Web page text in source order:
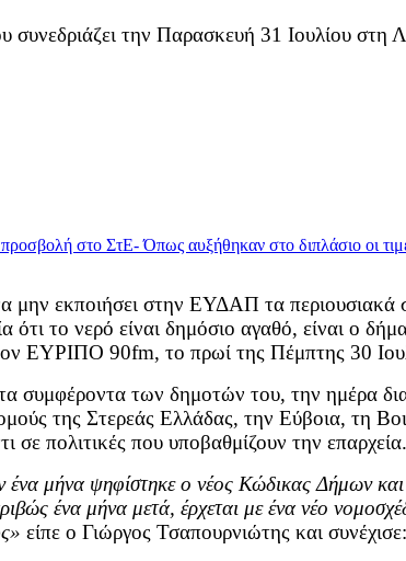
συνεδριάζει την Παρασκευή 31 Ιουλίου στη
μην εκποιήσει στην ΕΥΔΑΠ τα
το νερό είναι δημόσιο αγαθό, είναι ο
ΕΥΡΙΠΟ 90fm, το πρωί της Πέμπτης 30
συμφέροντα των δημοτών του, την ημέρα
της Στερεάς Ελλάδας, την Εύβοια, τη
σε πολιτικές που υποβαθμίζουν την επαρχεία.
μήνα ψηφίστηκε ο νέος Κώδικας Δήμων
ένα μήνα μετά, έρχεται με ένα νέο
είπε ο Γιώργος Τσαπουρνιώτης και συνέχισε: